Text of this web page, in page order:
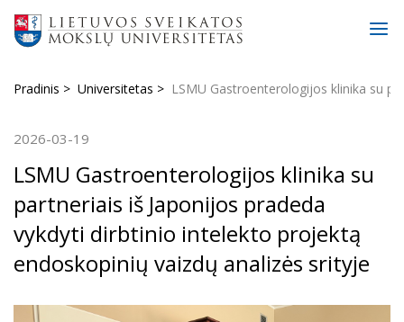
Pradinis Universitetas LSMU Gastroenterologijos klinika su
2026-03-19
LSMU Gastroenterologijos klinika su
partneriais iš Japonijos pradeda
vykdyti dirbtinio intelekto projektą
endoskopinių vaizdų analizės srityje